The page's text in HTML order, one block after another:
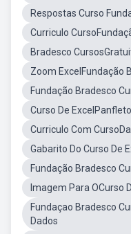
Respostas Curso
Curriculo
Bradesco
Zoom ExcelFundação
Fundação Bradesco
Curso De ExcelPanfleto
Curriculo Com
Gabarito Do Curso De
Fundação Bradesco
Imagem Para OCurso
Fundaçao Bradesco
Dados